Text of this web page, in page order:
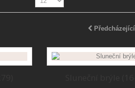
Předcházející